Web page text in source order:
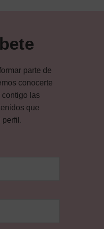
parte de
conocerte
contigo las
que
perfil.